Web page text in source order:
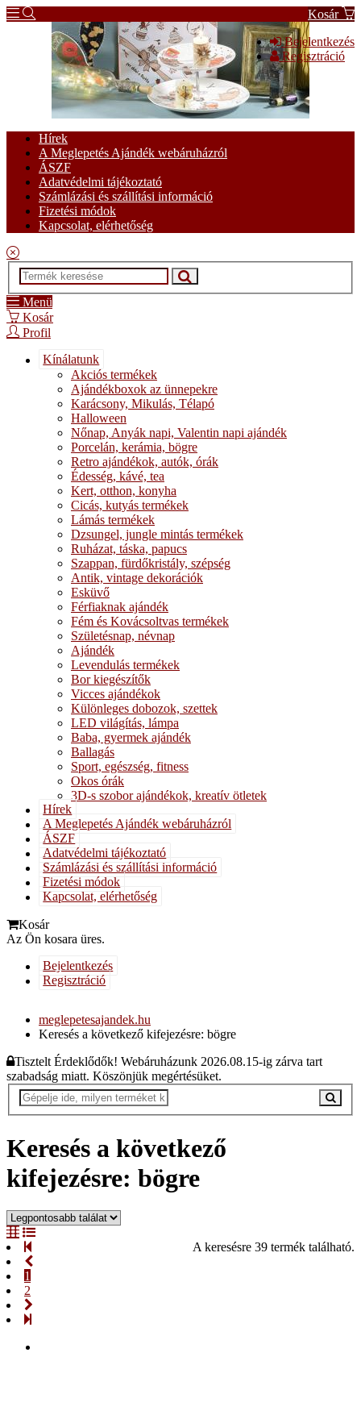
Kosár
Bejelentkezés
Regisztráció
Hírek
A Meglepetés Ajándék webáruházról
ÁSZF
Adatvédelmi tájékoztató
Számlázási és szállítási információ
Fizetési módok
Kapcsolat, elérhetőség
Menü
Kosár
Profil
Kínálatunk
Akciós termékek
Ajándékboxok az ünnepekre
Karácsony, Mikulás, Télapó
Halloween
Nőnap, Anyák napi, Valentin napi ajándék
Porcelán, kerámia, bögre
Retro ajándékok, autók, órák
Édesség, kávé, tea
Kert, otthon, konyha
Cicás, kutyás termékek
Lámás termékek
Dzsungel, jungle mintás termékek
Ruházat, táska, papucs
Szappan, fürdőkristály, szépség
Antik, vintage dekorációk
Esküvő
Férfiaknak ajándék
Fém és Kovácsoltvas termékek
Születésnap, névnap
Ajándék
Levendulás termékek
Bor kiegészítők
Vicces ajándékok
Különleges dobozok, szettek
LED világítás, lámpa
Baba, gyermek ajándék
Ballagás
Sport, egészség, fitness
Okos órák
3D-s szobor ajándékok, kreatív ötletek
Hírek
A Meglepetés Ajándék webáruházról
ÁSZF
Adatvédelmi tájékoztató
Számlázási és szállítási információ
Fizetési módok
Kapcsolat, elérhetőség
Kosár
Az Ön kosara üres.
Bejelentkezés
Regisztráció
meglepetesajandek.hu
Keresés a következő kifejezésre: bögre
Tisztelt Érdeklődők! Webáruházunk 2026.08.15-ig zárva tart
szabadság miatt. Köszönjük megértésüket.
Keresés a következő
kifejezésre: bögre
A keresésre 39 termék található.
1
2